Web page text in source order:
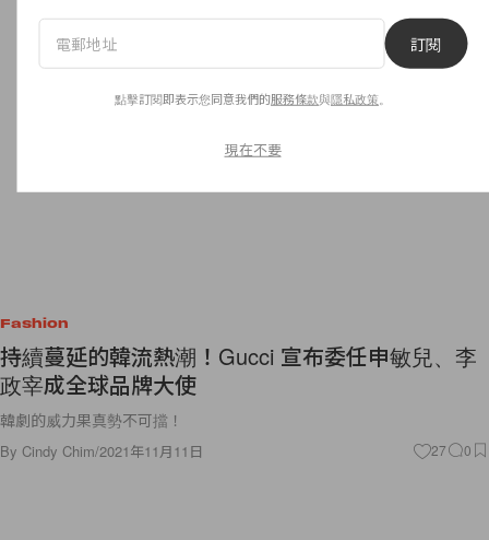
Fashion
持續蔓延的韓流熱潮！Gucci 宣布委任申敏兒、李
政宰成全球品牌大使
韓劇的威力果真勢不可擋！
By Cindy Chim/2021年11月11日 27 0
訂閱
點擊訂閱即表示您同意我們的服務條款與隱私政策
現在不要